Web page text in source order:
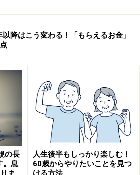
％（53.0％）
できない 30.7％（35.9％）
できる 9.8％（5.8％）
人が、公的年金だけでは安心でき
です。
降はこう変わる！「もらえるお金」
の長
。息
ま
人生後半もしっかり楽しむ！
60歳からやりたいことを見つ
ける方法